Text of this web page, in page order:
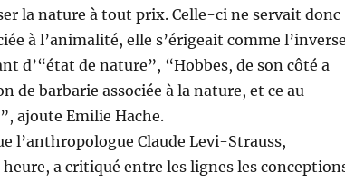
la nature à tout prix. Celle-ci ne servait donc
à l’animalité, elle s’érigeait comme l’inverse
d’“état de nature”, “Hobbes, de son côté a
de barbarie associée à la nature, et ce au
ajoute Emilie Hache.
l’anthropologue Claude Levi-Strauss,
a critiqué entre les lignes les